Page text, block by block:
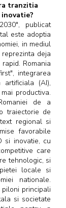
tranzitia
publicat
este adoptia
in mediul
deja
Romania
integrarea
artificiala (AI),
productiva.
de a
traiectorie de
regional si
favorabile
si inovatie, cu
care
tehnologic, si
locale si
nationale.
principali
si societate